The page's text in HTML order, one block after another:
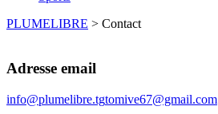
PLUMELIBRE > Contact
Adresse email
info@plumelibre.tgtomive67@gmail.com